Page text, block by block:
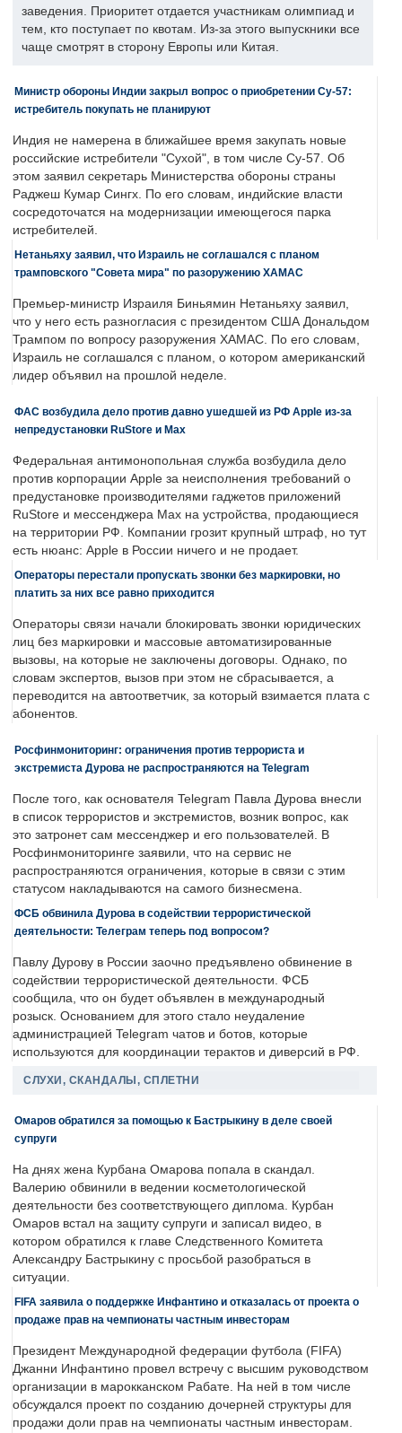
заведения. Приоритет отдается участникам олимпиад и
тем, кто поступает по квотам. Из-за этого выпускники все
чаще смотрят в сторону Европы или Китая.
Министр обороны Индии закрыл вопрос о приобретении Су-57:
истребитель покупать не планируют
Индия не намерена в ближайшее время закупать новые
российские истребители "Сухой", в том числе Су-57. Об
этом заявил секретарь Министерства обороны страны
Раджеш Кумар Сингх. По его словам, индийские власти
сосредоточатся на модернизации имеющегося парка
истребителей.
Нетаньяху заявил, что Израиль не соглашался с планом
трамповского "Совета мира" по разоружению ХАМАС
Премьер-министр Израиля Биньямин Нетаньяху заявил,
что у него есть разногласия с президентом США Дональдом
Трампом по вопросу разоружения ХАМАС. По его словам,
Израиль не соглашался с планом, о котором американский
лидер объявил на прошлой неделе.
ФАС возбудила дело против давно ушедшей из РФ Apple из-за
непредустановки RuStore и Max
Федеральная антимонопольная служба возбудила дело
против корпорации Apple за неисполнения требований о
предустановке производителями гаджетов приложений
RuStore и мессенджера Max на устройства, продающиеся
на территории РФ. Компании грозит крупный штраф, но тут
есть нюанс: Apple в России ничего и не продает.
Операторы перестали пропускать звонки без маркировки, но
платить за них все равно приходится
Операторы связи начали блокировать звонки юридических
лиц без маркировки и массовые автоматизированные
вызовы, на которые не заключены договоры. Однако, по
словам экспертов, вызов при этом не сбрасывается, а
переводится на автоответчик, за который взимается плата с
абонентов.
Росфинмониторинг: ограничения против террориста и
экстремиста Дурова не распространяются на Telegram
После того, как основателя Telegram Павла Дурова внесли
в список террористов и экстремистов, возник вопрос, как
это затронет сам мессенджер и его пользователей. В
Росфинмониторинге заявили, что на сервис не
распространяются ограничения, которые в связи с этим
статусом накладываются на самого бизнесмена.
ФСБ обвинила Дурова в содействии террористической
деятельности: Телеграм теперь под вопросом?
Павлу Дурову в России заочно предъявлено обвинение в
содействии террористической деятельности. ФСБ
сообщила, что он будет объявлен в международный
розыск. Основанием для этого стало неудаление
администрацией Telegram чатов и ботов, которые
используются для координации терактов и диверсий в РФ.
СЛУХИ, СКАНДАЛЫ, СПЛЕТНИ
Омаров обратился за помощью к Бастрыкину в деле своей
супруги
На днях жена Курбана Омарова попала в скандал.
Валерию обвинили в ведении косметологической
деятельности без соответствующего диплома. Курбан
Омаров встал на защиту супруги и записал видео, в
котором обратился к главе Следственного Комитета
Александру Бастрыкину с просьбой разобраться в
ситуации.
FIFA заявила о поддержке Инфантино и отказалась от проекта о
продаже прав на чемпионаты частным инвесторам
Президент Международной федерации футбола (FIFA)
Джанни Инфантино провел встречу с высшим руководством
организации в марокканском Рабате. На ней в том числе
обсуждался проект по созданию дочерней структуры для
продажи доли прав на чемпионаты частным инвесторам.